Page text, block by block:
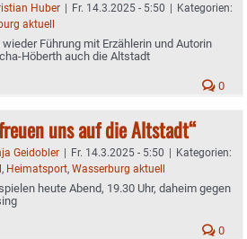
Huber | Fr. 14.3.2025 - 5:50 | Kategorien:
aktuell
wieder Führung mit Erzählerin und Autorin
Höberth auch die Altstadt
0
uns auf die Altstadt“
Geidobler | Fr. 14.3.2025 - 5:50 | Kategorien:
, Heimatsport, Wasserburg aktuell
heute Abend, 19.30 Uhr, daheim gegen
0